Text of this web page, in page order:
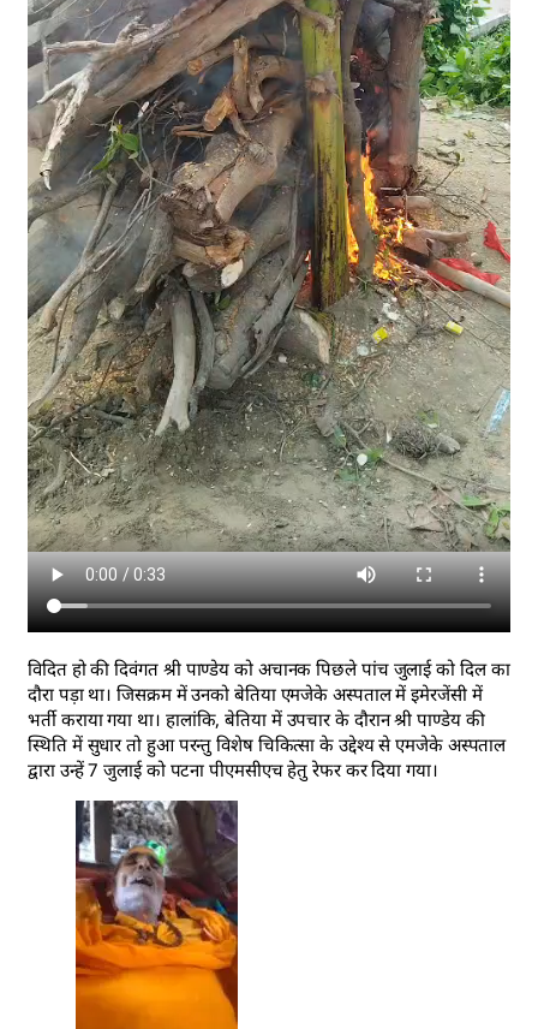
विदित हो की दिवंगत श्री पाण्डेय को अचानक पिछले पांच जुलाई को दिल का
दौरा पड़ा था। जिसक्रम में उनको बेतिया एमजेके अस्पताल में इमेरजेंसी में
भर्ती कराया गया था। हालांकि, बेतिया में उपचार के दौरान श्री पाण्डेय की
स्थिति में सुधार तो हुआ परन्तु विशेष चिकित्सा के उद्देश्य से एमजेके अस्पताल
द्वारा उन्हें 7 जुलाई को पटना पीएमसीएच हेतु रेफर कर दिया गया।